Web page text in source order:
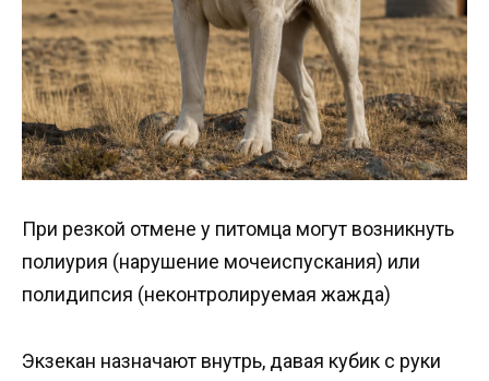
При резкой отмене у питомца могут возникнуть
полиурия (нарушение мочеиспускания) или
полидипсия (неконтролируемая жажда)
Экзекан назначают внутрь, давая кубик с руки